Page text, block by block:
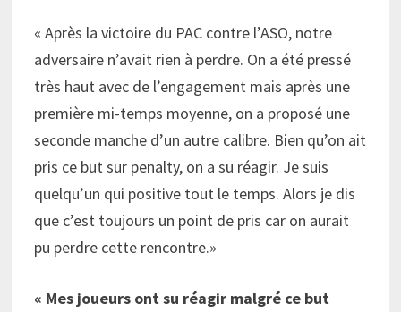
« Après la victoire du PAC contre l’ASO, notre
adversaire n’avait rien à perdre. On a été pressé
très haut avec de l’engagement mais après une
première mi-temps moyenne, on a proposé une
seconde manche d’un autre calibre. Bien qu’on ait
pris ce but sur penalty, on a su réagir. Je suis
quelqu’un qui positive tout le temps. Alors je dis
que c’est toujours un point de pris car on aurait
pu perdre cette rencontre.»
« Mes joueurs ont su réagir malgré ce but